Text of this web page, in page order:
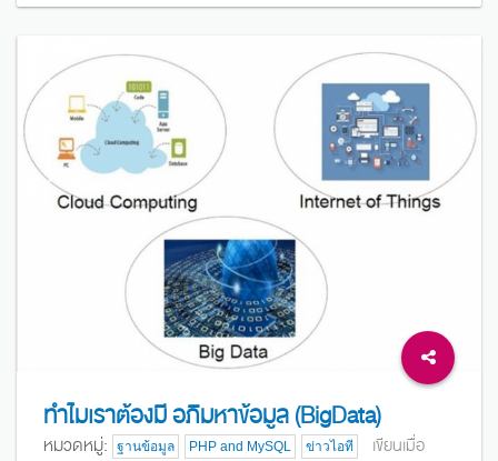
ทำไมเราต้องมี อภิมหาข้อมูล (BigData)
หมวดหมู่: ฐานข้อมูล PHP and MySQL ข่าวไอที
เขียนเมื่อ